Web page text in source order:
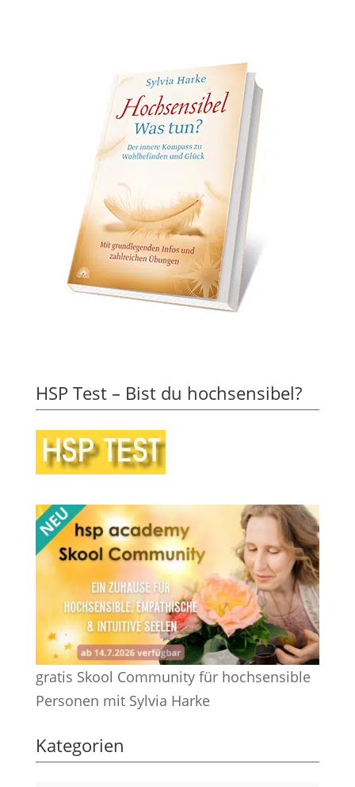
HSP Test – Bist du hochsensibel?
gratis Skool Community für hochsensible
Personen mit Sylvia Harke
Kategorien